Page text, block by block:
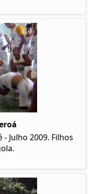
Julho 2009. Filhos